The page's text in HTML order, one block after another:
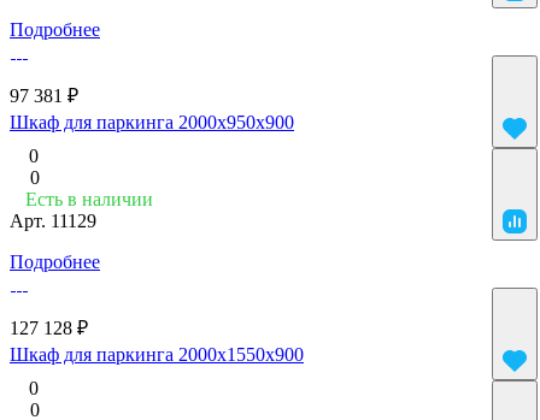
Подробнее
97 381 ₽
Шкаф для паркинга 2000x950x900
0
0
Есть в наличии
Арт. 11129
Подробнее
127 128 ₽
Шкаф для паркинга 2000x1550x900
0
0